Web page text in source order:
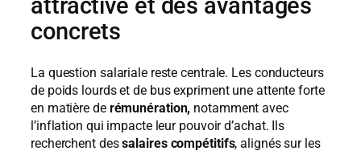
attractive et des avantages
concrets
La question salariale reste centrale. Les conducteurs
de poids lourds et de bus expriment une attente forte
en matière de rémunération, notamment avec
l’inflation qui impacte leur pouvoir d’achat. Ils
recherchent dessalaires compétitifs, alignés sur les